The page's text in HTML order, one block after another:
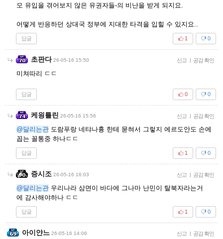
모 유입을 겪어보지 않은 유권자들-의 비난을 받게 되지요.
어떻게 반응하던 상대국 정부에 지대한 타격을 입힐 수 있지요..
답글 0
1
초판다 26-05-16 15:50 신고 | 공감 확인
미쳐따리 ㄷㄷ
답글 0
0
케읭틀린 26-05-16 15:56 신고 | 공감 확인
@달리는관 도람푸랑 네탸나흉 한테 묻혀서 그렇지 에르도안도 손에
꼽는 꼴통중 하나ㄷㄷ
답글 0
1
증시조 26-05-16 16:03 신고 | 공감 확인
@달리는관 우리나라 삼면이 바다에 그나마 난민이 탈북자라는거
에 감사해야하나 ㄷㄷ
답글 0
1
아이얀느 26-05-16 14:06 신고 | 공감 확인